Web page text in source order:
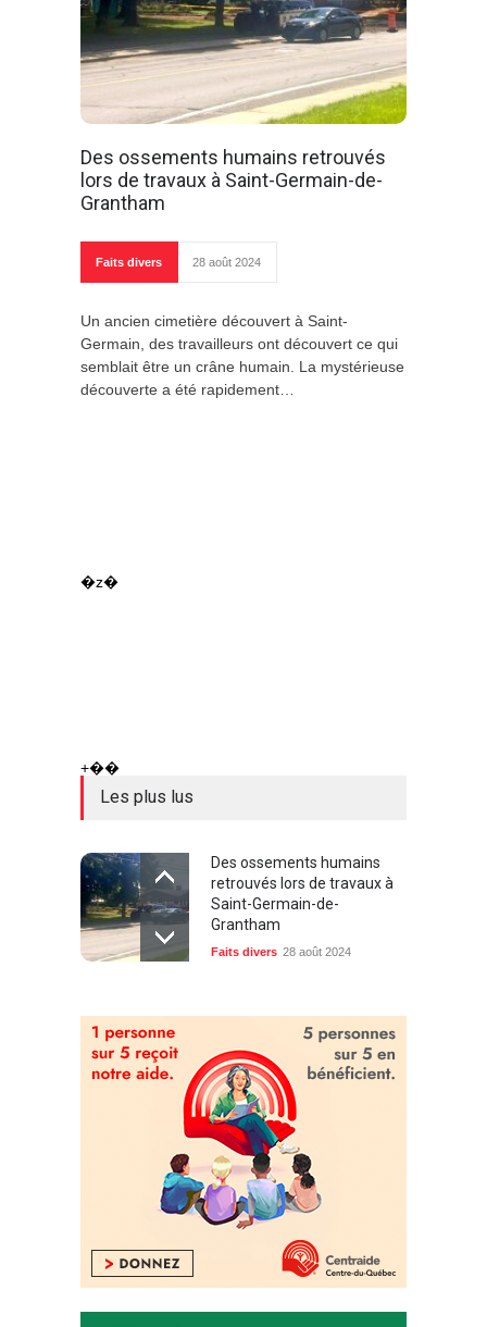
Des ossements humains retrouvés
lors de travaux à Saint-Germain-de-
Grantham
Faits divers 28 août 2024
Un ancien cimetière découvert à Saint-
Germain, des travailleurs ont découvert ce qui
semblait être un crâne humain. La mystérieuse
découverte a été rapidement…
�z�
+��
Les plus lus
Des ossements humains
retrouvés lors de travaux à
Saint-Germain-de-
Grantham
Faits divers 28 août 2024